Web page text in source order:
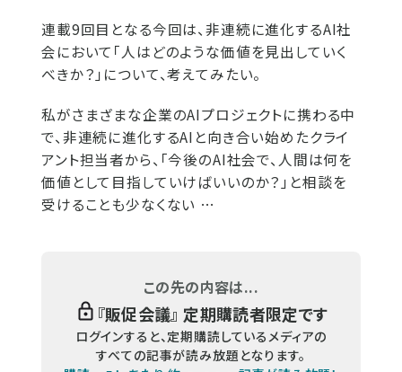
連載9回目となる今回は、非連続に進化するAI社
会において「人はどのような価値を見出していく
べきか？」について、考えてみたい。
私がさまざまな企業のAIプロジェクトに携わる中
で、非連続に進化するAIと向き合い始めたクライ
アント担当者から、「今後のAI社会で、人間は何を
価値として目指していけばいいのか？」と相談を
受けることも少なくない …
この先の内容は...
『販促会議』 定期購読者限定です
ログインすると、定期購読しているメディアの
すべての記事が読み放題となります。